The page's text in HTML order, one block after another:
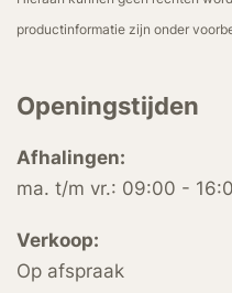
productinformatie zijn onder
Openingstijden
Afhalingen:
ma. t/m vr.: 09:00 -
Verkoop:
Op afspraak